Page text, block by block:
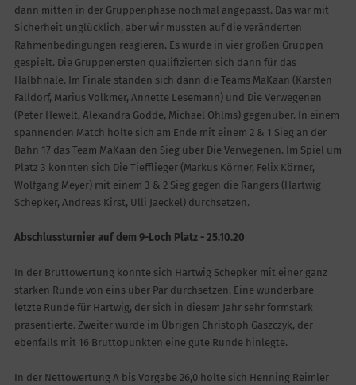
dann mitten in der Gruppenphase nochmal angepasst. Das war mit
Sicherheit unglücklich, aber wir mussten auf die veränderten
Rahmenbedingungen reagieren. Es wurde in vier großen Gruppen
gespielt. Die Gruppenersten qualifizierten sich dann für das
Halbfinale. Im Finale standen sich dann die Teams MaKaan (Karsten
Falldorf, Marius Volkmer, Annette Lesemann) und Die Verwegenen
(Peter Hewelt, Alexandra Godde, Michael Ohlms) gegenüber. In einem
spannenden Match holte sich am Ende mit einem 2 & 1 Sieg an der
Bahn 17 das Team MaKaan den Sieg über Die Verwegenen. Im Spiel um
Platz 3 konnten sich Die Tiefflieger (Markus Körner, Felix Körner,
Wolfgang Meyer) mit einem 3 & 2 Sieg gegen die Rangers (Hartwig
Schepker, Andreas Kirst, Ulli Jaeckel) durchsetzen.
Abschlussturnier auf dem 9-Loch Platz - 25.10.20
In der Bruttowertung konnte sich Hartwig Schepker mit einer ganz
starken Runde von eins über Par durchsetzen. Eine wunderbare
letzte Runde für Hartwig, der sich in diesem Jahr sehr formstark
präsentierte. Zweiter wurde im Übrigen Christoph Gaszczyk, der
ebenfalls mit 16 Bruttopunkten eine gute Runde hinlegte.
In der Nettowertung A bis Vorgabe 26,0 holte sich Henning Reimler